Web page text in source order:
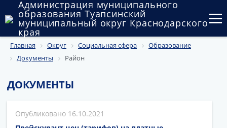
Администрация муниципального
образования Туапсинский
муниципальный округ Краснодарского
края
Округ
Муниципальные закупки
Государственный и муниципальный контроль
Главная Округ Социальная сфера
Образование
Документы
Район
ДОКУМЕНТЫ
16.10.2021